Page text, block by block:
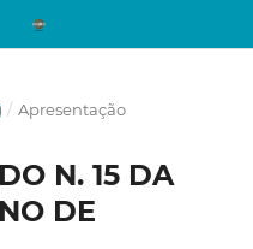
/ Apresentação
N. 15 DA
DE